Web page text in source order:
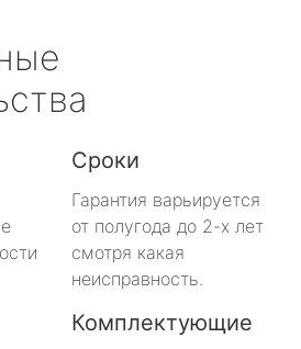
Сроки
Гарантия варьируется
от полугода до 2-х лет
смотря какая
неисправность.
Комплектующие